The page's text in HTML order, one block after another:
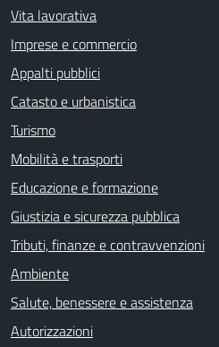
Vita lavorativa
Imprese e commercio
Appalti pubblici
Catasto e urbanistica
Turismo
Mobilità e trasporti
Educazione e formazione
Giustizia e sicurezza pubblica
Tributi, finanze e contravvenzioni
Ambiente
Salute, benessere e assistenza
Autorizzazioni